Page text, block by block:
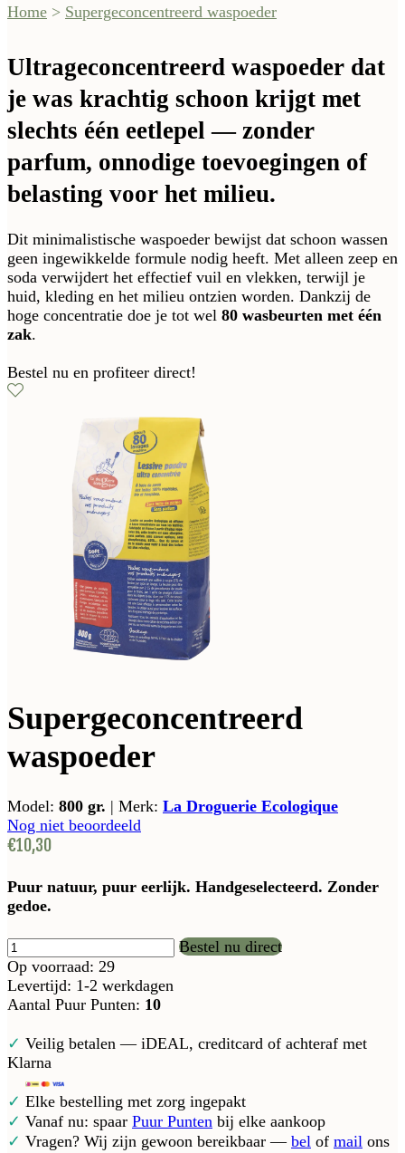
Home > Supergeconcentreerd waspoeder
Ultrageconcentreerd waspoeder dat
je was krachtig schoon krijgt met
slechts één eetlepel — zonder
parfum, onnodige toevoegingen of
belasting voor het milieu.
Dit minimalistische waspoeder bewijst dat schoon wassen
geen ingewikkelde formule nodig heeft. Met alleen zeep en
soda verwijdert het effectief vuil en vlekken, terwijl je
huid, kleding en het milieu ontzien worden. Dankzij de
hoge concentratie doe je tot wel 80 wasbeurten met één
zak.
Bestel nu en profiteer direct!
Supergeconcentreerd
waspoeder
Model: 800 gr. | Merk: La Droguerie Ecologique
Nog niet beoordeeld
€10,30
Puur natuur, puur eerlijk. Handgeselecteerd. Zonder
gedoe.
Bestel nu direct
Op voorraad: 29
Levertijd: 1-2 werkdagen
Aantal Puur Punten: 10
✓ Veilig betalen — iDEAL, creditcard of achteraf met
Klarna
✓ Elke bestelling met zorg ingepakt
✓ Vanaf nu: spaar Puur Punten bij elke aankoop
✓ Vragen? Wij zijn gewoon bereikbaar — bel of mail ons